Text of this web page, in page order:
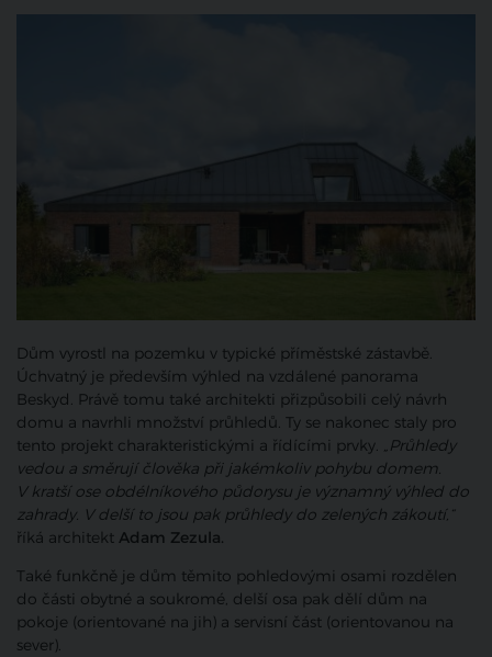
Dům vyrostl na pozemku v typické příměstské zástavbě.
Úchvatný je především výhled na vzdálené panorama
Beskyd. Právě tomu také architekti přizpůsobili celý návrh
domu a navrhli množství průhledů. Ty se nakonec staly pro
tento projekt charakteristickými a řídícími prvky. „Průhledy
vedou a směrují člověka při jakémkoliv pohybu domem.
V kratší ose obdélníkového půdorysu je významný výhled do
zahrady. V delší to jsou pak průhledy do zelených zákoutí,“
říká architekt Adam Zezula.
Také funkčně je dům těmito pohledovými osami rozdělen
do části obytné a soukromé, delší osa pak dělí dům na
pokoje (orientované na jih) a servisní část (orientovanou na
sever).